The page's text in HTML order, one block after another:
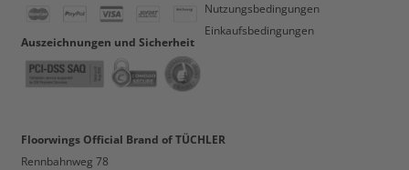
Auszeichnungen und Sicherheit
Nutzungsbedingungen
Einkaufsbedingungen
Floorwings Official Brand of TÜCHLER
Rennbahnweg 78